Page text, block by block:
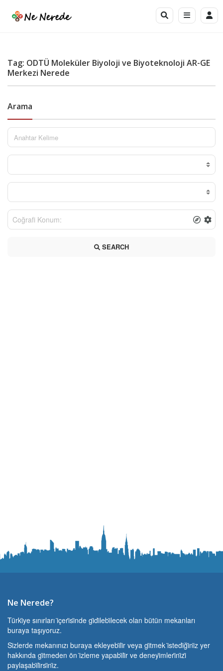
Tag: ODTÜ Moleküler Biyoloji ve Biyoteknoloji AR-GE
Merkezi Nerede
Arama
SEARCH
Ne Nerede?
Türki̇ye sınırları i̇çeri̇si̇nde gi̇di̇lebi̇lecek olan bütün mekanları
buraya taşıyoruz.
Si̇zlerde mekanınızı buraya ekleyebi̇li̇r veya gi̇tmek i̇stedi̇ği̇ni̇z yer
hakkında gi̇tmeden ön i̇zleme yapabi̇li̇r ve deneyi̇mleri̇ni̇zi̇
paylaşabi̇li̇rsi̇ni̇z.